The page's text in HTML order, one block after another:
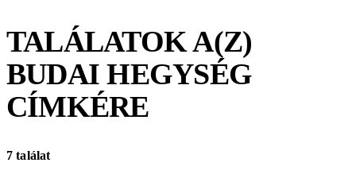
TALÁLATOK A(Z)
BUDAI HEGYSÉG
CÍMKÉRE
7 találat